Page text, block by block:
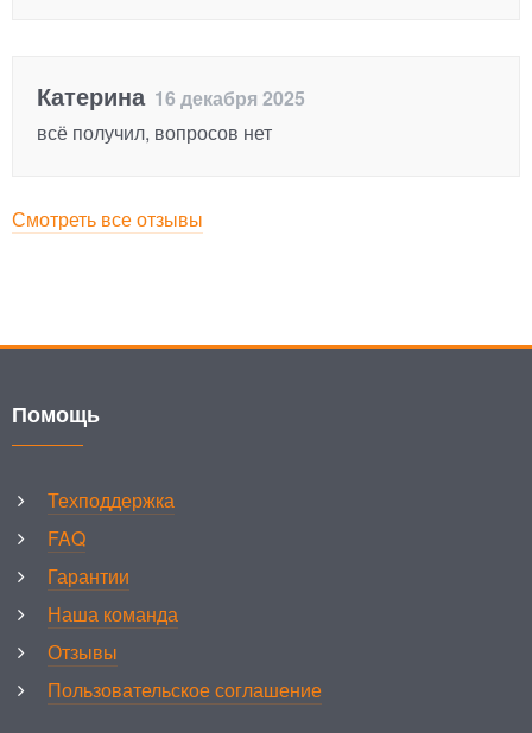
Катерина16 декабря 2025
всё получил, вопросов нет
Смотреть все отзывы
Помощь
Техподдержка
FAQ
Гарантии
Наша команда
Отзывы
Пользовательское соглашение